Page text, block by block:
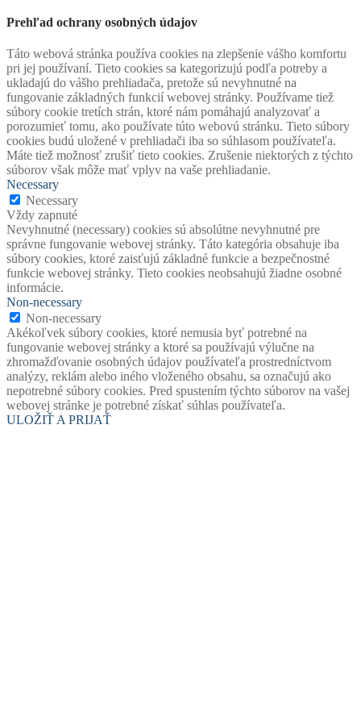
Prehľad ochrany osobných údajov
Táto webová stránka používa cookies na zlepšenie vášho komfortu
pri jej používaní. Tieto cookies sa kategorizujú podľa potreby a
ukladajú do vášho prehliadača, pretože sú nevyhnutné na
fungovanie základných funkcií webovej stránky. Používame tiež
súbory cookie tretích strán, ktoré nám pomáhajú analyzovať a
porozumieť tomu, ako používate túto webovú stránku. Tieto súbory
cookies budú uložené v prehliadači iba so súhlasom používateľa.
Máte tiež možnosť zrušiť tieto cookies. Zrušenie niektorých z týchto
súborov však môže mať vplyv na vaše prehliadanie.
Necessary
Necessary
Vždy zapnuté
Nevyhnutné (necessary) cookies sú absolútne nevyhnutné pre
správne fungovanie webovej stránky. Táto kategória obsahuje iba
súbory cookies, ktoré zaisťujú základné funkcie a bezpečnostné
funkcie webovej stránky. Tieto cookies neobsahujú žiadne osobné
informácie.
Non-necessary
Non-necessary
Akékoľvek súbory cookies, ktoré nemusia byť potrebné na
fungovanie webovej stránky a ktoré sa používajú výlučne na
zhromažďovanie osobných údajov používateľa prostredníctvom
analýzy, reklám alebo iného vloženého obsahu, sa označujú ako
nepotrebné súbory cookies. Pred spustením týchto súborov na vašej
webovej stránke je potrebné získať súhlas používateľa.
ULOŽIŤ A PRIJAŤ